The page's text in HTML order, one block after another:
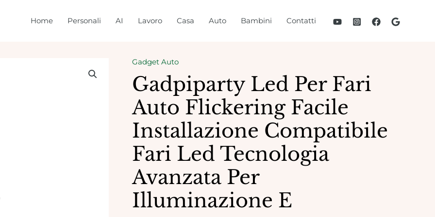
Home Personali AI Lavoro Casa Auto Bambini Contatti
Gadget Auto
Gadpiparty Led Per Fari
Auto Flickering Facile
Installazione Compatibile
Fari Led Tecnologia
Avanzata Per
Illuminazione E